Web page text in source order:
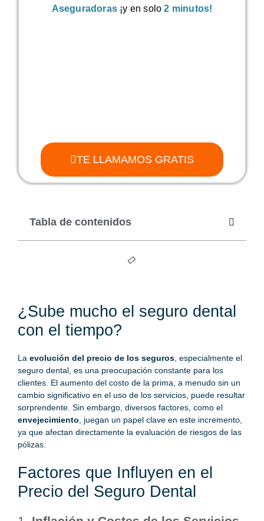
¿Sube mucho el seguro dental
con el tiempo?
La evolución del precio de los seguros , especialmente el
seguro dental , es una preocupación constante para los
clientes. El aumento del costo de la prima, a menudo sin un
cambio significativo en el uso de los servicios, puede resultar
sorprendente. Sin embargo, diversos factores, como el
envejecimiento , juegan un papel clave en este incremento,
ya que afectan directamente la evaluación de riesgos de las
pólizas.
Factores que Influyen en el
Precio del Seguro Dental
Aseguradoras ¡y en solo2 minutos!
TE LLAMAMOS GRATIS
Tabla de contenidos